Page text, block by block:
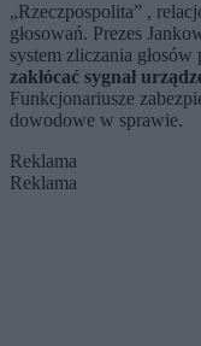
„Rzeczpospolita” ,
głosowań. Prezes
system zliczania
zakłócać sygnał
Funkcjonariusze
dowodowe w sprawie.
Reklama
Reklama